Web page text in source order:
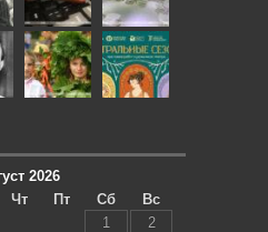
2026
Чт Пт Сб
Вс
1
2